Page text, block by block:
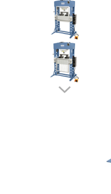
Ferastraie prelucrare metal cu
banda si taiere dubla
Ferastraie verticale
Strunguri pentru metal
Strunguri CNC
Strunguri cu cutie de viteze
Strunguri cu surub de ghidare
Strunguri universale cu viteza